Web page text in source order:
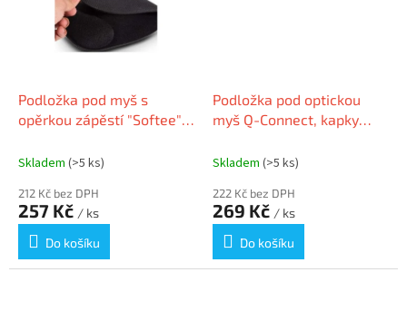
Podložka pod myš s
opěrkou zápěstí "Softee",
FACTORY TSE15UF
Skladem (>5 ks)
212 Kč bez DPH
257 Kč / ks
Do košíku
Podložka pod optickou
myš Q-Connect, kapky
Skladem (>5 ks)
222 Kč bez DPH
269 Kč / ks
Do košíku